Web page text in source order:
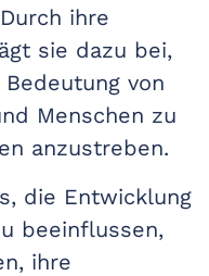
ihre
sie dazu bei,
von
Menschen zu
anzustreben.
die Entwicklung
beeinflussen,
ihre